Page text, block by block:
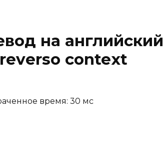
на английский
context
время: 30 мс